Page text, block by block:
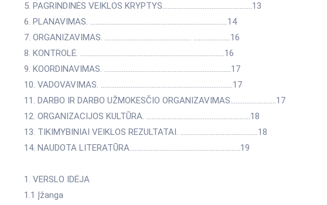
5. PAGRINDINĖS VEIKLOS KRYPTYS..……………..………….…..….……….13
6. PLANAVIMAS. ……………..……………..……………..……………..……….14
7. ORGANIZAVIMAS. ……………..……………..…………… ………..……….16
8. KONTROLĖ. ……………..……………..……………..…….…………..……….16
9. KOORDINAVIMAS. ……………..……………..……………..………..……….17
10. VADOVAVIMAS. ……………..……………..……………..…………..……….17
11. DARBO IR DARBO UŽMOKESČIO ORGANIZAVIMAS..…………..……….17
12. ORGANIZACIJOS KULTŪRA. ……………..……………..…………..………..18
13. TIKIMYBINIAI VEIKLOS REZULTATAI. ……………..………….….……….18
14. NAUDOTA LITERATŪRA……………………………………….……………..19
1. VERSLO IDĖJA
1.1 Įžanga